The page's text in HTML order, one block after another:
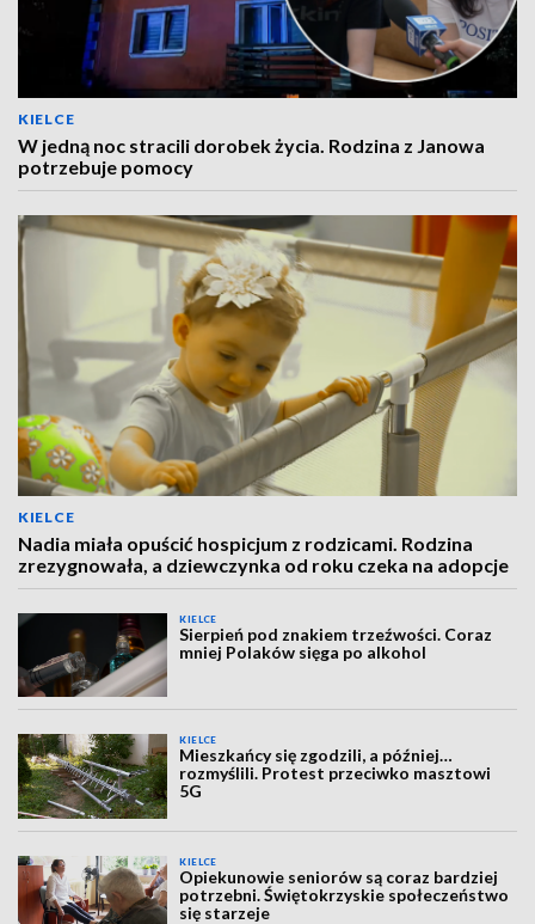
KIELCE
W jedną noc stracili dorobek życia. Rodzina z Janowa
potrzebuje pomocy
KIELCE
Nadia miała opuścić hospicjum z rodzicami. Rodzina
zrezygnowała, a dziewczynka od roku czeka na adopcje
KIELCE
Sierpień pod znakiem trzeźwości. Coraz
mniej Polaków sięga po alkohol
KIELCE
Mieszkańcy się zgodzili, a później…
rozmyślili. Protest przeciwko masztowi
5G
KIELCE
Opiekunowie seniorów są coraz bardziej
potrzebni. Świętokrzyskie społeczeństwo
się starzeje